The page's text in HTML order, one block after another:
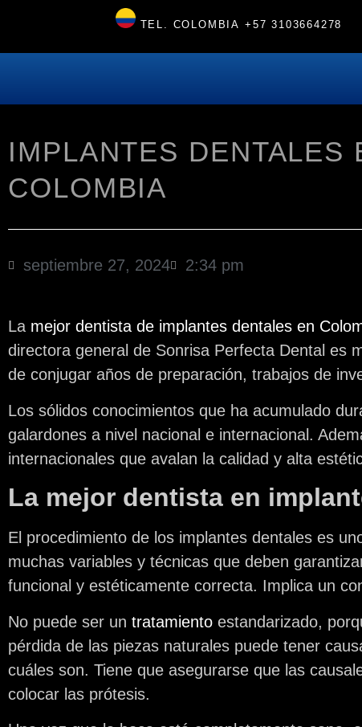
TEL. COLOMBIA +57 3103664278
IMPLANTES DENTALES
COLOMBIA
septiembre 27, 2024 2:34 pm
La mejor dentista de implantes dentales en
directora general de Sonrisa Perfecta Dental es
de conjugar años de preparación, trabajos de
Los sólidos conocimientos que ha acumulado
galardones a nivel nacional e internacional.
internacionales que avalan la calidad y alta
La mejor dentista en
El procedimiento de los implantes dentales es
muchas variables y técnicas que deben
funcional y estéticamente correcta. Implica un
No puede ser un tratamiento estandarizado,
pérdida de las piezas naturales puede tener
cuáles son. Tiene que asegurarse que las
colocar las prótesis.